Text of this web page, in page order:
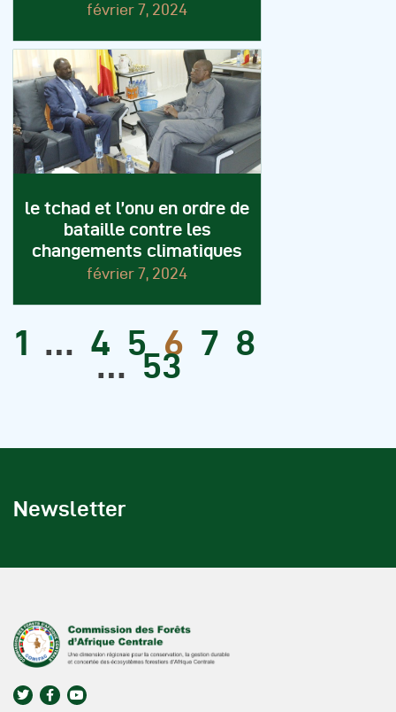
février 7, 2024
le tchad et l’onu en ordre de
bataille contre les
changements climatiques
février 7, 2024
1 … 4 5 6 7 8
… 53
Newsletter